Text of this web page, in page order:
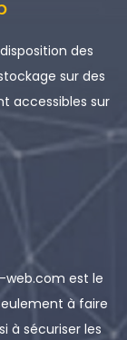
des
sur des
accessibles sur
web.com est le
à faire
à sécuriser les